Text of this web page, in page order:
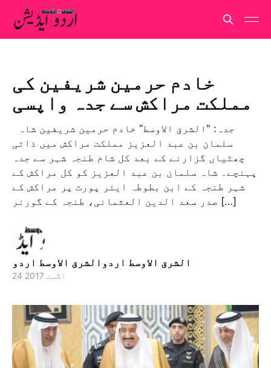
خادم حرمين شريفين کی
مملکت مراکش سے جدہ واپسی
سلمان بن عبد العزيز مملکت مراکش میں ذاتی
چھٹیاں گزارنے کے بعد کل شام طنجہ شہر سے جدہ
پہنچے۔ شاہ سلمان بن عبد العزیز کو کل مراکش کے
شہر طنجہ کے ابن بطوطہ ایئر پورٹ پر مراکش کے
صدر سعد الدین العثمانی، طنجہ کے گورنر […]
الشرق الاوسط اردوالشرق الاوسط اردو
24 اگست 2017